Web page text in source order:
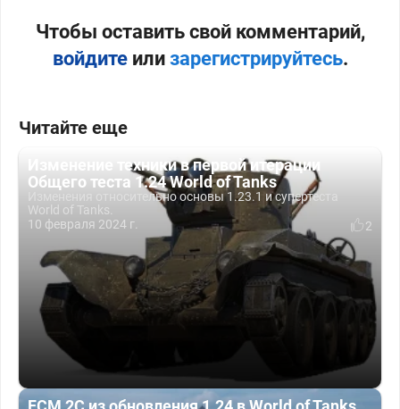
Чтобы оставить свой комментарий,
войдитеили зарегистрируйтесь.
Читайте еще
Изменение техники в первой итерации
Общего теста 1.24 World of Tanks
Изменения относительно основы 1.23.1 и супертеста
World of Tanks.
10 февраля 2024 г.
2